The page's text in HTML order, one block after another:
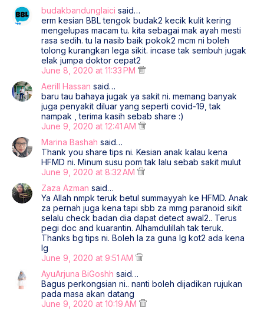
budakbandunglaici said…
erm kesian BBL tengok budak2 kecik kulit kering
mengelupas macam tu. kita sebagai mak ayah mesti
rasa sedih. tu la nasib baik pokok2 mcm ni boleh
tolong kurangkan lega sikit. incase tak sembuh jugak
elak jumpa doktor cepat2
June 8, 2020 at 11:33 PM
Aerill Hassan said…
baru tau bahaya jugak ya sakit ni. memang banyak
juga penyakit diluar yang seperti covid-19, tak
nampak , terima kasih sebab share :)
June 9, 2020 at 12:41 AM
Marina Bashah said…
Thank you share tips ni. Kesian anak kalau kena
HFMD ni. Minum susu pom tak lalu sebab sakit mulut
June 9, 2020 at 8:32 AM
Zaza Azman said…
Ya Allah nmpk teruk betul summayyah ke HFMD. Anak
za pernah juga kena tapi sbb za mmg paranoid sikit
selalu check badan dia dapat detect awal2.. Terus
pegi doc and kuarantin. Alhamdulillah tak teruk.
Thanks bg tips ni. Boleh la za guna lg kot2 ada kena
lg
June 9, 2020 at 9:51 AM
AyuArjuna BiGoshh said…
Bagus perkongsian ni.. nanti boleh dijadikan rujukan
pada masa akan datang
June 9, 2020 at 10:19 AM